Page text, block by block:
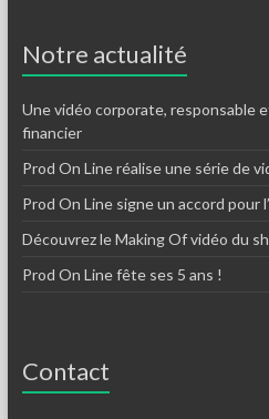
Notre actualité
Une vidéo corporate, responsable
financier
Prod On Line réalise une série de
Prod On Line signe un accord pour
Découvrez le Making Of vidéo du
Prod On Line fête ses 5 ans !
Contact